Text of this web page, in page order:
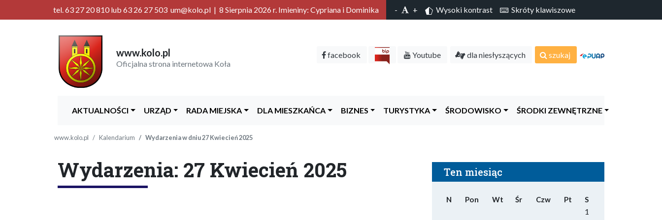
tel. 63 27 20 810 lub 63 26 27 503 um@kolo.pl | 8 Sierpnia 2026 r. Imieniny: Cypriana i Dominika - + Wysoki kontrast Skróty klawiszowe
www.kolo.pl
Oficjalna strona internetowa Koła
facebook Youtube dla niesłyszących szukaj
AKTUALNOŚCI URZĄD RADA MIEJSKA DLA MIESZKAŃCA BIZNES TURYSTYKA ŚRODOWISKO ŚRODKI ZEWNĘTRZNE
www.kolo.pl Kalendarium Wydarzenia w dniu 27 Kwiecień 2025
Wydarzenia: 27 Kwiecień 2025 Ten miesiąc
N Pon Wt Śr Czw Pt S
1